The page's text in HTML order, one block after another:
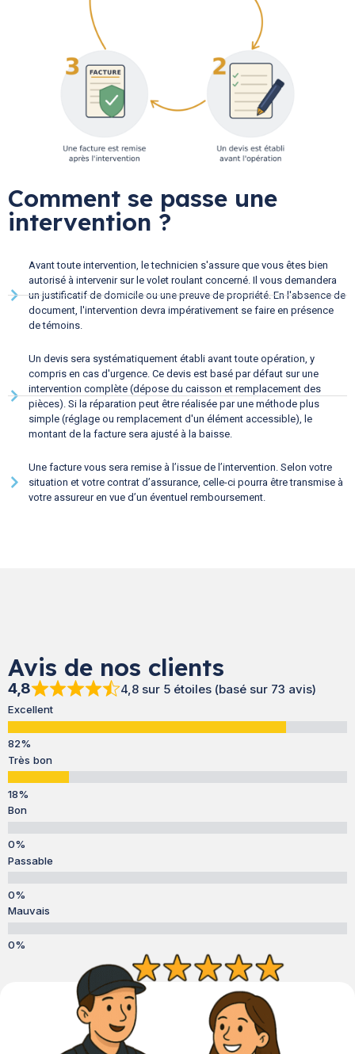
Comment se passe une
intervention ?
Avant toute intervention, le technicien s'assure que vous êtes bien
autorisé à intervenir sur le volet roulant concerné. Il vous demandera
un justificatif de domicile ou une preuve de propriété. En l'absence de
document, l'intervention devra impérativement se faire en présence
de témoins.
Un devis sera systématiquement établi avant toute opération, y
compris en cas d'urgence. Ce devis est basé par défaut sur une
intervention complète (dépose du caisson et remplacement des
pièces). Si la réparation peut être réalisée par une méthode plus
simple (réglage ou remplacement d'un élément accessible), le
montant de la facture sera ajusté à la baisse.
Une facture vous sera remise à l’issue de l’intervention. Selon votre
situation et votre contrat d’assurance, celle-ci pourra être transmise à
votre assureur en vue d’un éventuel remboursement.
Avis de nos clients
4,8 4,8 sur 5 étoiles (basé sur 73 avis)
Excellent
Très bon
Bon
Passable
Mauvais